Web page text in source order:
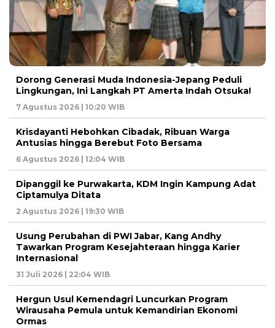
Dorong Generasi Muda Indonesia-Jepang Peduli
Lingkungan, Ini Langkah PT Amerta Indah Otsuka!
7 Agustus 2026 | 10:20 WIB
Krisdayanti Hebohkan Cibadak, Ribuan Warga
Antusias hingga Berebut Foto Bersama
6 Agustus 2026 | 12:04 WIB
Dipanggil ke Purwakarta, KDM Ingin Kampung Adat
Ciptamulya Ditata
2 Agustus 2026 | 19:30 WIB
Usung Perubahan di PWI Jabar, Kang Andhy
Tawarkan Program Kesejahteraan hingga Karier
Internasional
31 Juli 2026 | 22:04 WIB
Hergun Usul Kemendagri Luncurkan Program
Wirausaha Pemula untuk Kemandirian Ekonomi
Ormas